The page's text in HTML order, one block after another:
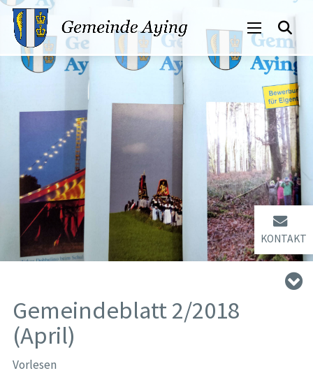
KONTAKT
Gemeindeblatt 2/2018
(April)
Vorlesen